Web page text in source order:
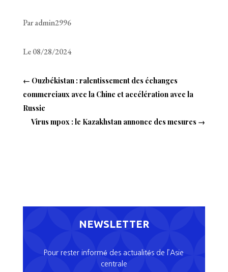
Par admin2996
Le 08/28/2024
← Ouzbékistan : ralentissement des échanges
commerciaux avec la Chine et accélération avec la
Russie
Virus mpox : le Kazakhstan annonce des mesures →
NEWSLETTER
Pour rester informé des actualités de l’Asie
centrale